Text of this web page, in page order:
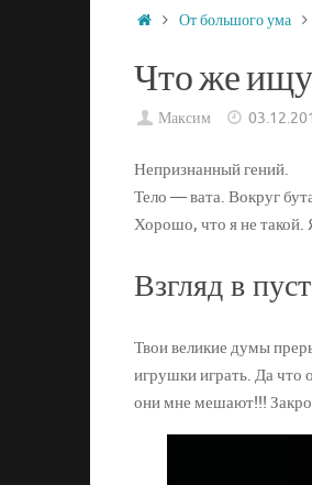
От большого ума
Что же
Максим
Непризнанный гений.
Тело — вата. Вокруг
Хорошо, что я не
Взгляд в
Твои великие думы
игрушки играть. Да что
они мне мешают!!!